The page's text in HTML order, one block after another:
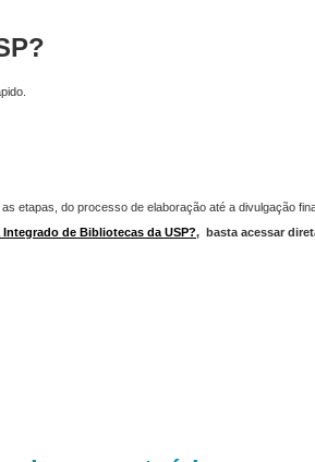
etapas, do processo de elaboração até a divulgação
Integrado de Bibliotecas da USP?, basta acessar